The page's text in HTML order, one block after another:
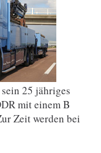
25 jähriges
mit einem B
Zeit werden bei